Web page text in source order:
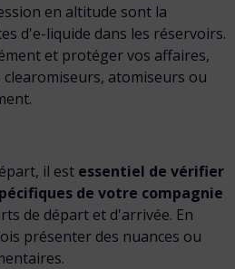
en altitude sont la
d'e-liquide dans les réservoirs.
et protéger vos affaires,
atomiseurs ou
il est essentiel de vérifier
de votre compagnie
de départ et d'arrivée. En
présenter des nuances ou